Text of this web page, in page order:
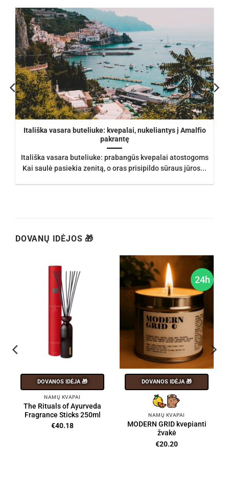
Itališka vasara buteliuke: kvepalai, nukeliantys į Amalfio
pakrantę
Itališka vasara buteliuke: prabangūs kvepalai atostogoms
Kai saulė pasiekia zenitą, o oras prisipildo sūraus jūros...
DOVANŲ IDĖJOS 🎁
DOVANOS IDĖJA 🎁
NAMŲ KVAPAI
The Rituals of Ayurveda
Fragrance Sticks 250ml
€40.18
24h
DOVANOS IDĖJA 🎁
NAMŲ KVAPAI
MODERN GRID kvepianti
žvakė
€20.20